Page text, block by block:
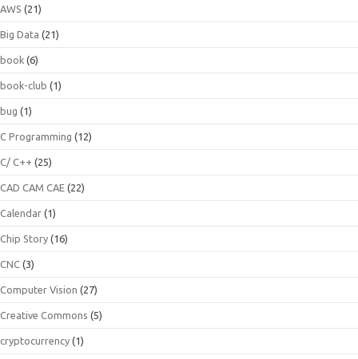
AWS (21)
Big Data (21)
book (6)
book-club (1)
bug (1)
C Programming (12)
C/ C++ (25)
CAD CAM CAE (22)
Calendar (1)
Chip Story (16)
CNC (3)
Computer Vision (27)
Creative Commons (5)
cryptocurrency (1)